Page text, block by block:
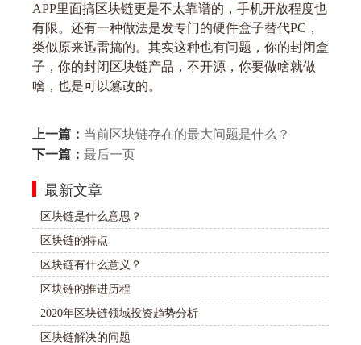
APP里面搞区块链更是不太靠谱的，手机开放程度也
有限。还有一种做法是发专门的硬件盒子替代PC，
类似原来迅雷搞的。其实这种也有问题，你的封闭盒
子，你的封闭区块链产品，不开源，你要做啥就做
啥，也是可以篡改的。
上一篇： 当前区块链存在的最大问题是什么？
下一篇： 最后一页
最新文章
区块链是什么意思？
区块链的特点
区块链有什么意义？
区块链的推进历程
2020年区块链领域投资趋势分析
区块链解决的问题